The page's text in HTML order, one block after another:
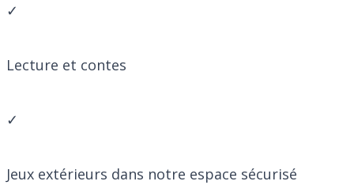
✓
Lecture et contes
✓
Jeux extérieurs dans notre espace sécurisé